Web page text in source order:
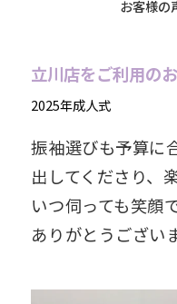
お客様の
立川店をご利用の
2025年成人式
振袖選びも予算に
出してくださり、
いつ伺っても笑顔
ありがとうござい